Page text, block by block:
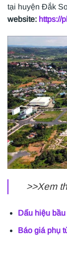
tại huyện Đắk
website: https://
>>Xem
Dấu hiệu
Báo giá phụ